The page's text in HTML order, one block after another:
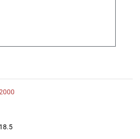
18.5